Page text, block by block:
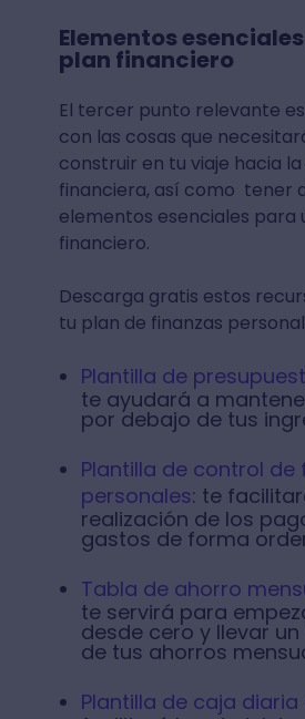
Elementos
plan financiero
El tercer punto relevante
con las cosas que
construir en tu viaje hacia
financiera, así como tener
elementos esenciales para
financiero.
Descarga gratis estos
tu plan de finanzas
Plantilla de
te ayudará a
por debajo de tus
Plantilla de control de
personales: te
realización de los
gastos de forma
Tabla de ahorro
te servirá para
desde cero y llevar
de tus ahorros
Plantilla de caja diaria